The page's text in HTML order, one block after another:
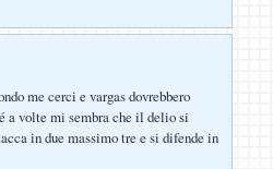
me cerci e vargas dovrebbero
a volte mi sembra che il delio si
in due massimo tre e si difende in